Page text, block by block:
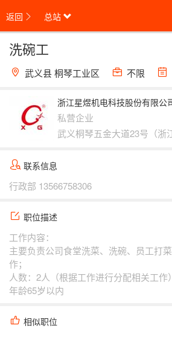
返回 总站
洗碗工
武义县 桐琴工业区 不限
浙江星煜机电科技股份有限公
私营企业
联系信息
行政部 13566758306
职位描述
工作内容：
主要负责公司食堂洗菜、洗碗、员工打
作；
人数：2人（根据工作进行分配相关工作）
年龄65岁以内
相似职位